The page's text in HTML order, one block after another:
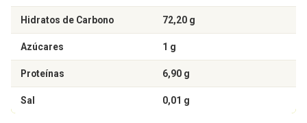
Hidratos de Carbono 72,20 g
Azúcares 1 g
Proteínas 6,90 g
Sal 0,01 g